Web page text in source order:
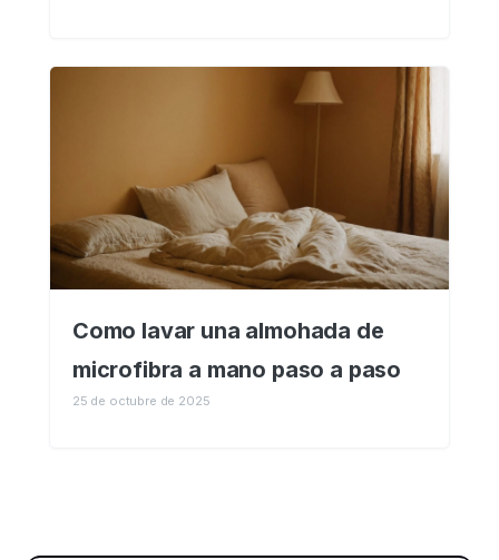
Como lavar una almohada de
microfibra a mano paso a paso
25 de octubre de 2025